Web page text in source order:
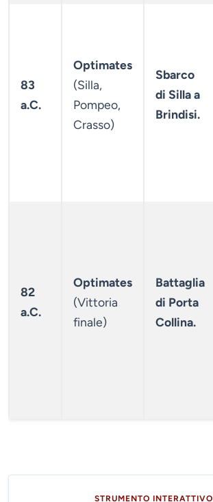
83
a.C.
Optimates
(Silla,
Pompeo,
Crasso)
Sbarco
di Silla a
Brindisi.
82
a.C.
Optimates
(Vittoria
finale)
Battaglia
di Porta
Collina.
STRUMENTO INTERATTIVO